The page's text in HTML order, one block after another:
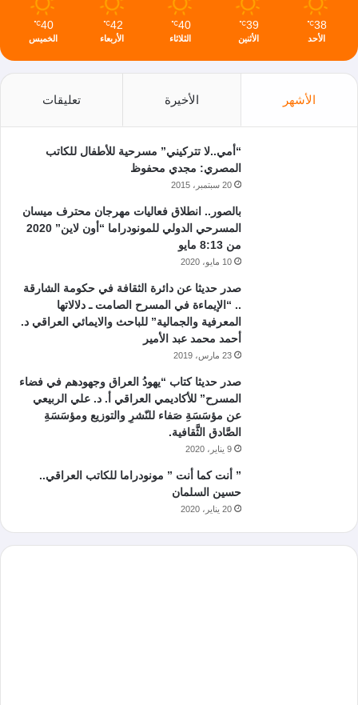
38
℃
الأحد
39
℃
الأثنين
40
℃
الثلاثاء
42
℃
الأربعاء
40
℃
الخميس
الأشهر الأخيرة تعليقات
“أمي..لا تتركيني” مسرحية للأطفال للكاتب
المصري: مجدي محفوظ
20 سبتمبر، 2015
بالصور.. انطلاق فعاليات مهرجان محترف ميسان
المسرحي الدولي للمونودراما “أون لاين” 2020
من 8:13 مايو
10 مايو، 2020
صدر حديثا عن دائرة الثقافة في حكومة الشارقة
.. “الإيماءة في المسرح الصامت ـ دلالاتها
المعرفية والجمالية” للباحث والايمائي العراقي د.
أحمد محمد عبد الأمير
23 مارس، 2019
صدر حديثا كتاب “يهودُ العراق وجهودهم في فضاء
المسرح” للأكاديمي العراقي أ. د. علي الربيعي
عن مؤسَسَةِ صَفاء للنّشرِ والتوزيع ومؤسَسَةِ
الصَّادق الثَّقافية.
9 يناير، 2020
” أنت كما أنت ” مونودراما للكاتب العراقي..
حسين السلمان
20 يناير، 2020